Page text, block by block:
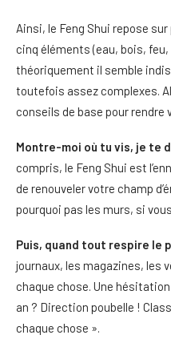
Ainsi, le Feng Shui repose
cinq éléments (eau, bois,
théoriquement il semble
toutefois assez complexes.
conseils de base pour
Montre-moi où tu vis, je te
compris, le Feng Shui est
de renouveler votre champ
pourquoi pas les murs, si
Puis, quand tout respire le
journaux, les magazines, les
chaque chose. Une
an ? Direction poubelle !
chaque chose ».